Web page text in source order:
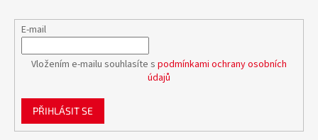
E-mail
Vložením e-mailu souhlasíte s podmínkami ochrany osobních
údajů
PŘIHLÁSIT SE